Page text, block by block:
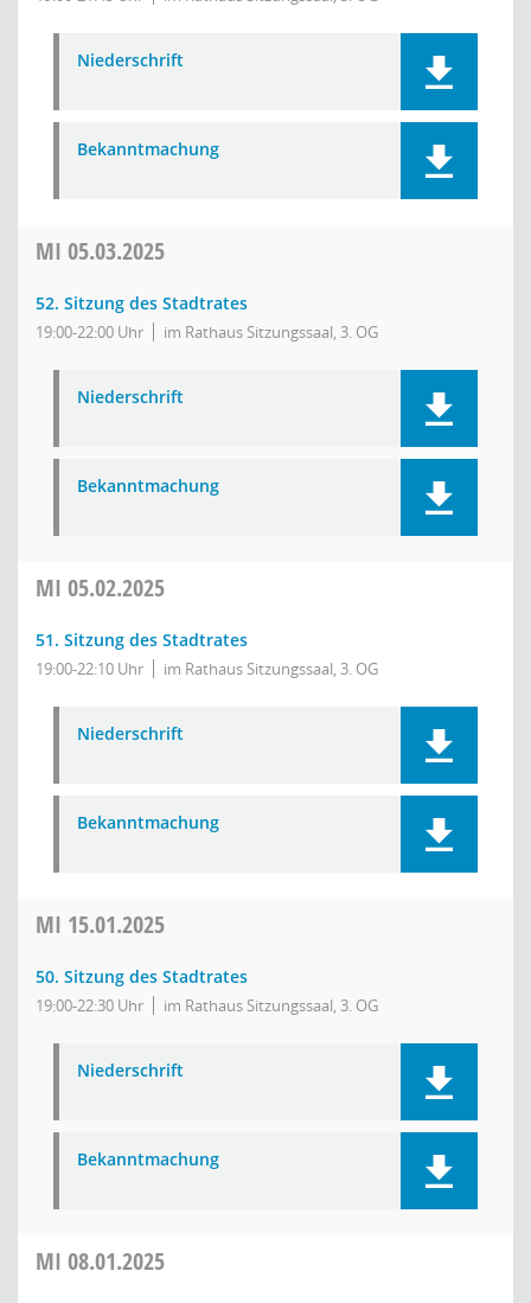
Niederschrift
Bekanntmachung
MI 05.03.2025
52. Sitzung des Stadtrates
19:00-22:00 Uhr im Rathaus Sitzungssaal, 3. OG
Niederschrift
Bekanntmachung
MI 05.02.2025
51. Sitzung des Stadtrates
19:00-22:10 Uhr im Rathaus Sitzungssaal, 3. OG
Niederschrift
Bekanntmachung
MI 15.01.2025
50. Sitzung des Stadtrates
19:00-22:30 Uhr im Rathaus Sitzungssaal, 3. OG
Niederschrift
Bekanntmachung
MI 08.01.2025